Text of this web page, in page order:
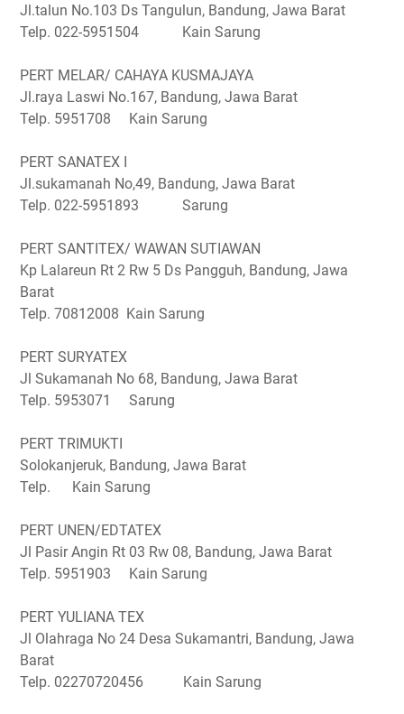
Jl.talun No.103 Ds Tangulun, Bandung, Jawa Barat
Telp. 022-5951504 Kain Sarung
PERT MELAR/ CAHAYA KUSMAJAYA
Jl.raya Laswi No.167, Bandung, Jawa Barat
Telp. 5951708 Kain Sarung
PERT SANATEX I
Jl.sukamanah No,49, Bandung, Jawa Barat
Telp. 022-5951893 Sarung
PERT SANTITEX/ WAWAN SUTIAWAN
Kp Lalareun Rt 2 Rw 5 Ds Pangguh, Bandung, Jawa
Barat
Telp. 70812008 Kain Sarung
PERT SURYATEX
Jl Sukamanah No 68, Bandung, Jawa Barat
Telp. 5953071 Sarung
PERT TRIMUKTI
Solokanjeruk, Bandung, Jawa Barat
Telp. Kain Sarung
PERT UNEN/EDTATEX
Jl Pasir Angin Rt 03 Rw 08, Bandung, Jawa Barat
Telp. 5951903 Kain Sarung
PERT YULIANA TEX
Jl Olahraga No 24 Desa Sukamantri, Bandung, Jawa
Barat
Telp. 02270720456 Kain Sarung